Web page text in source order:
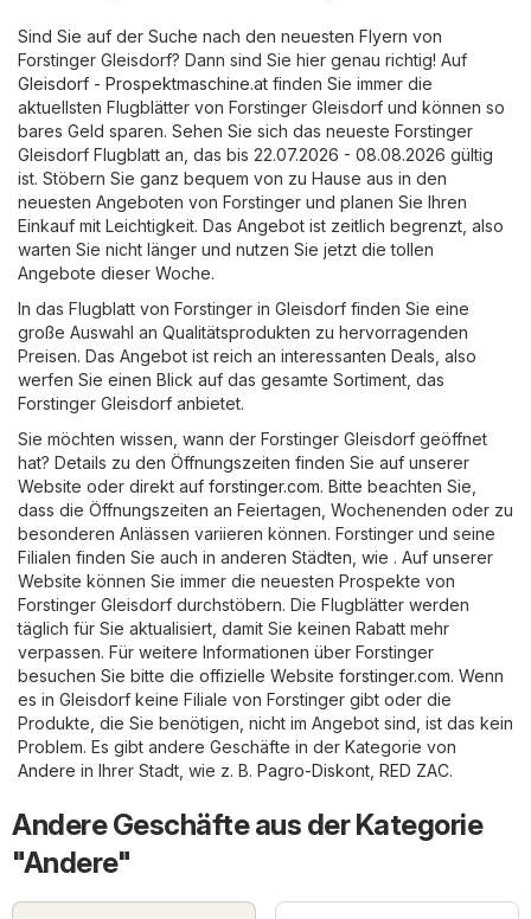
Sind Sie auf der Suche nach den neuesten Flyern von
Forstinger Gleisdorf? Dann sind Sie hier genau richtig! Auf
Gleisdorf - Prospektmaschine.at finden Sie immer die
aktuellsten Flugblätter von Forstinger Gleisdorf und können so
bares Geld sparen. Sehen Sie sich das neueste Forstinger
Gleisdorf Flugblatt an, das bis 22.07.2026 - 08.08.2026 gültig
ist. Stöbern Sie ganz bequem von zu Hause aus in den
neuesten Angeboten von Forstinger und planen Sie Ihren
Einkauf mit Leichtigkeit. Das Angebot ist zeitlich begrenzt, also
warten Sie nicht länger und nutzen Sie jetzt die tollen
Angebote dieser Woche.
In das Flugblatt von Forstinger in Gleisdorf finden Sie eine
große Auswahl an Qualitätsprodukten zu hervorragenden
Preisen. Das Angebot ist reich an interessanten Deals, also
werfen Sie einen Blick auf das gesamte Sortiment, das
Forstinger Gleisdorf anbietet.
Sie möchten wissen, wann der Forstinger Gleisdorf geöffnet
hat? Details zu den Öffnungszeiten finden Sie auf unserer
Website oder direkt auf forstinger.com. Bitte beachten Sie,
dass die Öffnungszeiten an Feiertagen, Wochenenden oder zu
besonderen Anlässen variieren können. Forstinger und seine
Filialen finden Sie auch in anderen Städten, wie . Auf unserer
Website können Sie immer die neuesten Prospekte von
Forstinger Gleisdorf durchstöbern. Die Flugblätter werden
täglich für Sie aktualisiert, damit Sie keinen Rabatt mehr
verpassen. Für weitere Informationen über Forstinger
besuchen Sie bitte die offizielle Website forstinger.com. Wenn
es in Gleisdorf keine Filiale von Forstinger gibt oder die
Produkte, die Sie benötigen, nicht im Angebot sind, ist das kein
Problem. Es gibt andere Geschäfte in der Kategorie von
Andere in Ihrer Stadt, wie z. B. Pagro-Diskont RED ZAC.
Andere Geschäfte aus der Kategorie
"Andere"